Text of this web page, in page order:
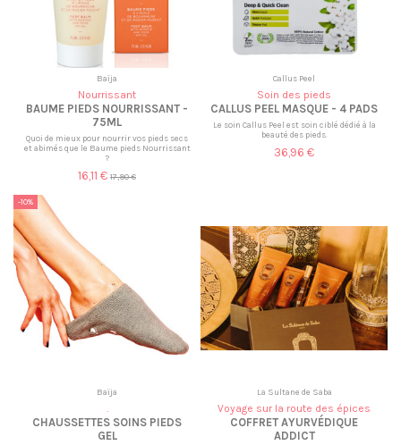
Baïja
Nourrissant
BAUME PIEDS NOURRISSANT -
75ML
Quoi de mieux pour nourrir vos pieds secs
et abimés que le Baume pieds Nourrissant
?
16,11 € 17,90 €
Callus Peel
Soin des pieds
CALLUS PEEL MASQUE - 4 PADS
Le soin Callus Peel est soin ciblé dédié à la
beauté des pieds.
36,96 €
-10%
Baïja
.
CHAUSSETTES SOINS PIEDS
GEL
La Sultane de Saba
Voyage sur la route des épices
COFFRET AYURVÉDIQUE
ADDICT